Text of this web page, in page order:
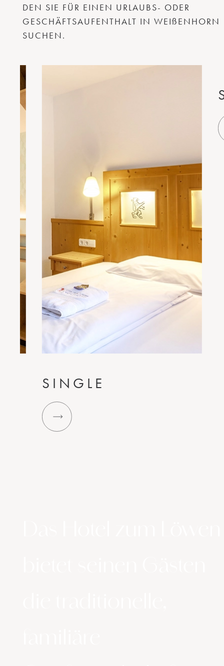
DEN SIE FÜR EINEN URLAUBS- ODER
GESCHÄFTSAUFENTHALT IN WEIßENHORN
SUCHEN.
SINGLE